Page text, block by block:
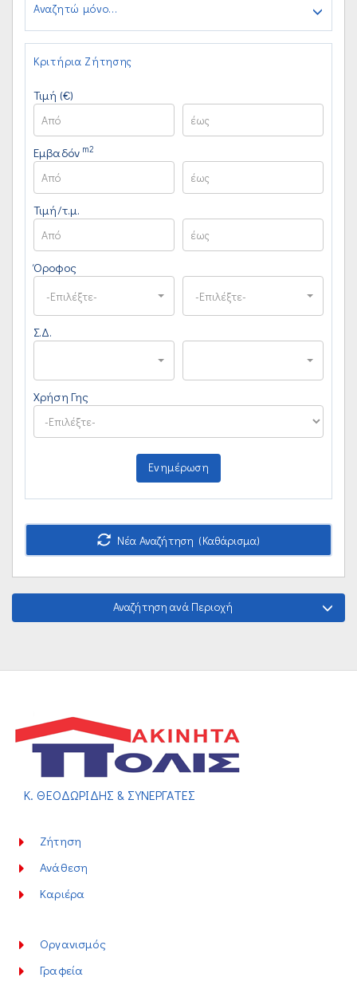
Αναζητώ μόνο...
Κριτήρια Ζήτησης
Τιμή (€)
Εμβαδόν m2
Τιμή/τ.μ.
Όροφος
-Επιλέξτε- -Επιλέξτε-
Σ.Δ.
Χρήση Γης
Ενημέρωση
Νέα Αναζήτηση (Καθάρισμα)
Αναζήτηση ανά Περιοχή
Κ. ΘΕΟΔΩΡΙΔΗΣ & ΣΥΝΕΡΓΑΤΕΣ
Ζήτηση
Ανάθεση
Καριέρα
Οργανισμός
Γραφεία